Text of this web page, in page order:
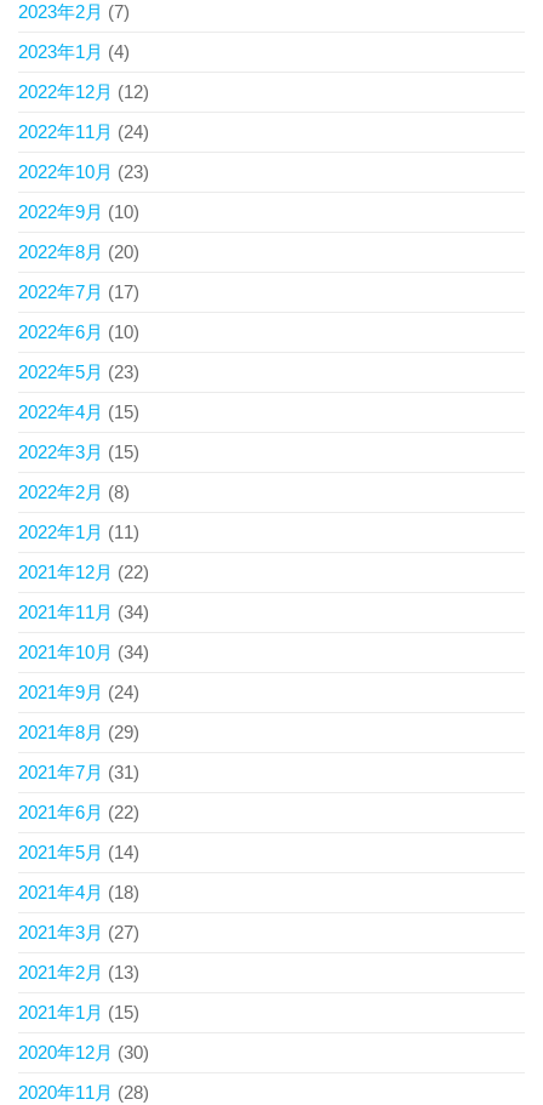
2023年2月 (7)
2023年1月 (4)
2022年12月 (12)
2022年11月 (24)
2022年10月 (23)
2022年9月 (10)
2022年8月 (20)
2022年7月 (17)
2022年6月 (10)
2022年5月 (23)
2022年4月 (15)
2022年3月 (15)
2022年2月 (8)
2022年1月 (11)
2021年12月 (22)
2021年11月 (34)
2021年10月 (34)
2021年9月 (24)
2021年8月 (29)
2021年7月 (31)
2021年6月 (22)
2021年5月 (14)
2021年4月 (18)
2021年3月 (27)
2021年2月 (13)
2021年1月 (15)
2020年12月 (30)
2020年11月 (28)